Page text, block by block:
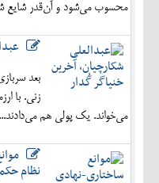
محسوب می‌شود و آن‌قدر شایع
بعد
زنی. با
می‌خواند. یک پولی هم
نظام